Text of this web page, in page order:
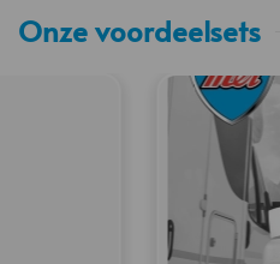
Onze voordeelsets